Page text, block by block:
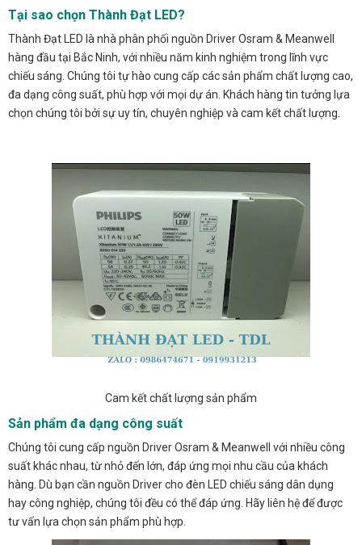
Tại sao chọn Thành Đạt LED?
Thành Đạt LED là nhà phân phối nguồn Driver Osram & Meanwell
hàng đầu tại Bắc Ninh, với nhiều năm kinh nghiệm trong lĩnh vực
chiếu sáng. Chúng tôi tự hào cung cấp các sản phẩm chất lượng cao,
đa dạng công suất, phù hợp với mọi dự án. Khách hàng tin tưởng lựa
chọn chúng tôi bởi sự uy tín, chuyên nghiệp và cam kết chất lượng.
Cam kết chất lượng sản phẩm
Sản phẩm đa dạng công suất
Chúng tôi cung cấp nguồn Driver Osram & Meanwell với nhiều công
suất khác nhau, từ nhỏ đến lớn, đáp ứng mọi nhu cầu của khách
hàng. Dù bạn cần nguồn Driver cho đèn LED chiếu sáng dân dụng
hay công nghiệp, chúng tôi đều có thể đáp ứng. Hãy liên hệ để được
tư vấn lựa chọn sản phẩm phù hợp.